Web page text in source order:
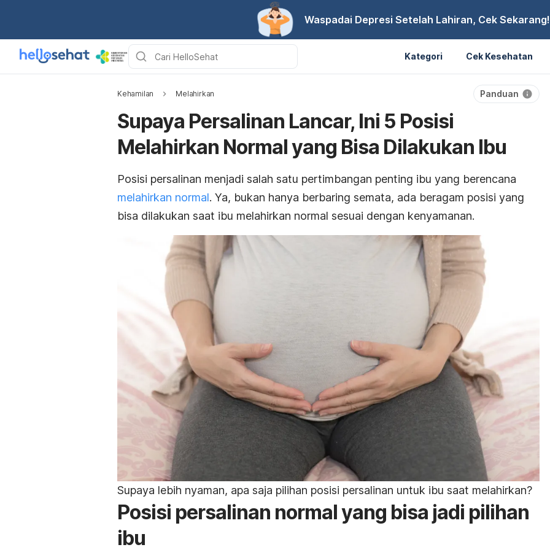
Waspadai Depresi Setelah Lahiran, Cek Sekarang!
Kategori Cek Kesehatan
Kehamilan Melahirkan Panduan
Supaya Persalinan Lancar, Ini 5 Posisi
Melahirkan Normal yang Bisa Dilakukan Ibu
Posisi persalinan menjadi salah satu pertimbangan penting ibu yang berencana
melahirkan normal. Ya, bukan hanya berbaring semata, ada beragam posisi yang
bisa dilakukan saat ibu melahirkan normal sesuai dengan kenyamanan.
Supaya lebih nyaman, apa saja pilihan posisi persalinan untuk ibu saat melahirkan?
Posisi persalinan normal yang bisa jadi pilihan
ibu